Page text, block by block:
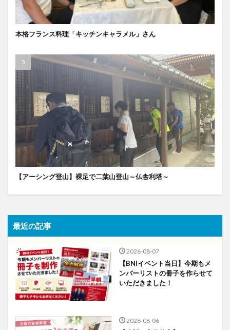
本格フランス料理「キッチンキャラメル」さん
【アーシング登山】裸足で二葉山登山～仏舎利塔～
最近の記事
2026-08-07
【BNIイベント当日】今期もメ
ンバーリストの冊子を作らせて
いただきました！
2026-08-06